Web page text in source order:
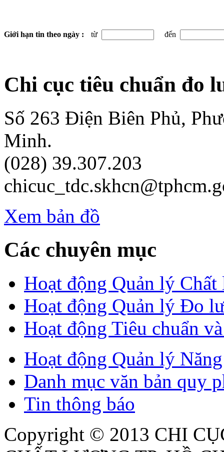
Giới hạn tin theo ngày : từ đến
Chi cục tiêu chuẩn đo
Số 263 Điện Biên Phủ,
Minh.
(028) 39.307.203
Xem bản đồ
Các chuyên mục
Hoạt động Quản lý
Hoạt động Quản lý Đo
Hoạt động Tiêu chuẩn
Hoạt động Quản lý
Danh mục văn bản quy
Tin thông báo
Copyright © 2013 CHI